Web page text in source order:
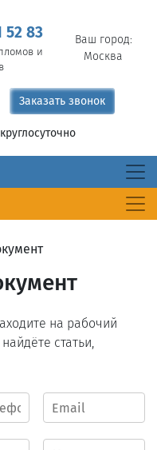
52 83
и
Ваш город:
Москва
Заказать звонок
на рабочий
статьи,